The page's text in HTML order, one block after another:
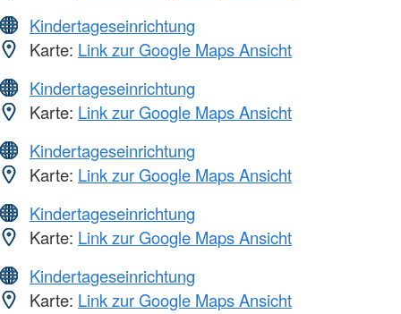
Kindertageseinrichtung
Karte: Link zur Google Maps Ansicht
Kindertageseinrichtung
Karte: Link zur Google Maps Ansicht
Kindertageseinrichtung
Karte: Link zur Google Maps Ansicht
Kindertageseinrichtung
Karte: Link zur Google Maps Ansicht
Kindertageseinrichtung
Karte: Link zur Google Maps Ansicht